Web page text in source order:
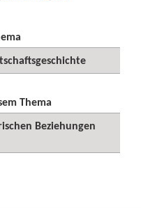
Thema
Beziehungen